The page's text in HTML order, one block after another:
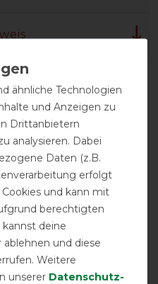
in °C*
ähnliche Technologien
und Anzeigen zu
Drittanbietern
analysieren. Dabei
Daten (z.B.
erfolgt
und kann mit
berechtigten
deine
und diese
Weitere
unserer Daten­schutz­